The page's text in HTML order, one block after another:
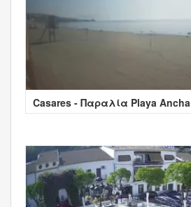
Casares - Παραλία Playa Ancha